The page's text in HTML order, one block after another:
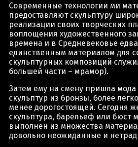
Современные технологии ми
предоставляют скульптуру
реализации своих творческих
воплощения художественного
времена и в Средневековье
единственным материалом для
скульптурных композиций
большей части – мрамор).
Затем ему на смену пришла мода
скульптур из бронзы, более
менее дорогостоящей. Сегодня
скульптура, барельеф или бюст
выполнен из множества
довольно неожиданные и